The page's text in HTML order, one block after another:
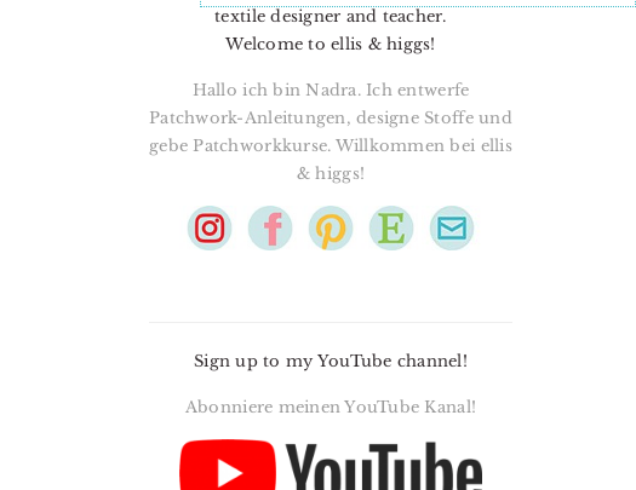
textile designer and teacher.
Welcome to ellis & higgs!
Hallo ich bin Nadra. Ich entwerfe
Patchwork-Anleitungen, designe Stoffe und
gebe Patchworkkurse. Willkommen bei ellis
& higgs!
Sign up to my YouTube channel!
Abonniere meinen YouTube Kanal!